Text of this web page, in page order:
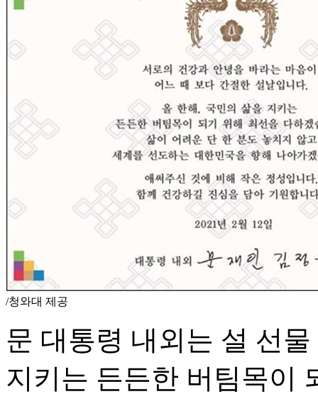
/청와대 제공
문 대통령 내외는 설 선
지키는 든든한 버팀목이